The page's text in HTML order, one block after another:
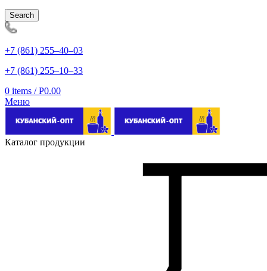
Search
+7 (861) 255‒40‒03
+7 (861) 255‒10‒33
0 items / Р0.00
Меню
Каталог продукции